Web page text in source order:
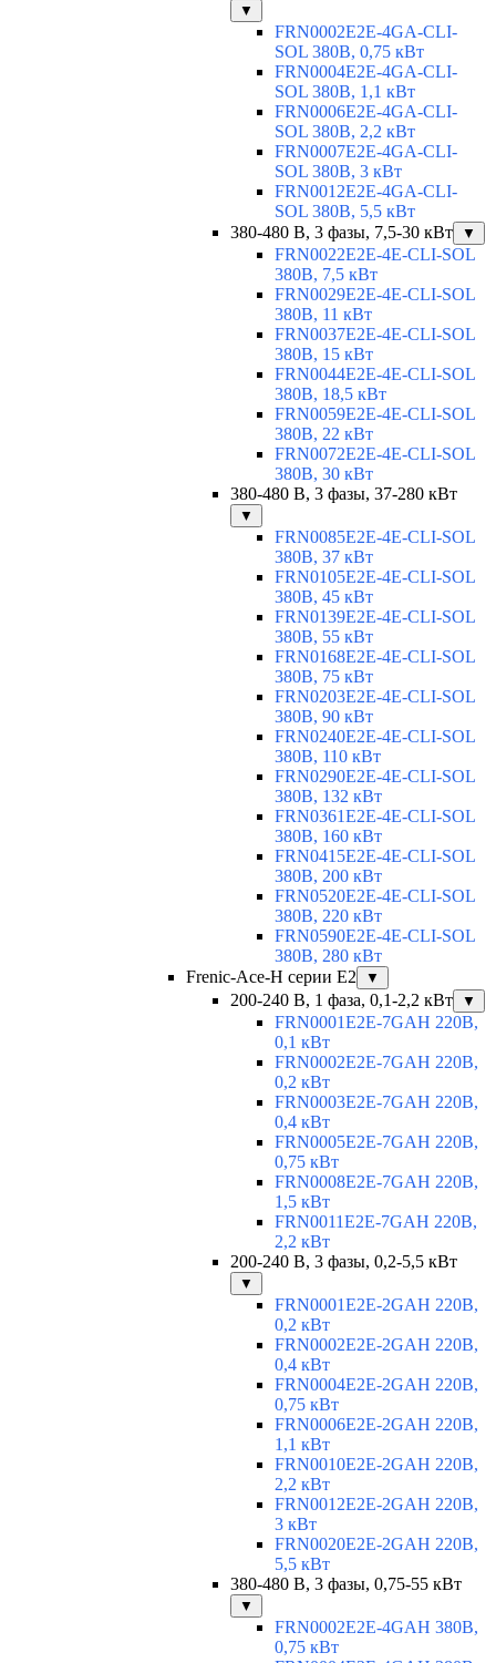
▼
FRN0002E2E-4GA-CLI-
SOL 380В, 0,75 кВт
FRN0004E2E-4GA-CLI-
SOL 380В, 1,1 кВт
FRN0006E2E-4GA-CLI-
SOL 380В, 2,2 кВт
FRN0007E2E-4GA-CLI-
SOL 380В, 3 кВт
FRN0012E2E-4GA-CLI-
SOL 380В, 5,5 кВт
380-480 В, 3 фазы, 7,5-30 кВт
▼
FRN0022E2E-4E-CLI-SOL
380В, 7,5 кВт
FRN0029E2E-4E-CLI-SOL
380В, 11 кВт
FRN0037E2E-4E-CLI-SOL
380В, 15 кВт
FRN0044E2E-4E-CLI-SOL
380В, 18,5 кВт
FRN0059E2E-4E-CLI-SOL
380В, 22 кВт
FRN0072E2E-4E-CLI-SOL
380В, 30 кВт
380-480 В, 3 фазы, 37-280 кВт
▼
FRN0085E2E-4E-CLI-SOL
380В, 37 кВт
FRN0105E2E-4E-CLI-SOL
380В, 45 кВт
FRN0139E2E-4E-CLI-SOL
380В, 55 кВт
FRN0168E2E-4E-CLI-SOL
380В, 75 кВт
FRN0203E2E-4E-CLI-SOL
380В, 90 кВт
FRN0240E2E-4E-CLI-SOL
380В, 110 кВт
FRN0290E2E-4E-CLI-SOL
380В, 132 кВт
FRN0361E2E-4E-CLI-SOL
380В, 160 кВт
FRN0415E2E-4E-CLI-SOL
380В, 200 кВт
FRN0520E2E-4E-CLI-SOL
380В, 220 кВт
FRN0590E2E-4E-CLI-SOL
380В, 280 кВт
Frenic-Ace-H серии E2
▼
200-240 В, 1 фаза, 0,1-2,2 кВт ▼
FRN0001E2E-7GAH 220В,
0,1 кВт
FRN0002E2E-7GAH 220В,
0,2 кВт
FRN0003E2E-7GAH 220В,
0,4 кВт
FRN0005E2E-7GAH 220В,
0,75 кВт
FRN0008E2E-7GAH 220В,
1,5 кВт
FRN0011E2E-7GAH 220В,
2,2 кВт
200-240 В, 3 фазы, 0,2-5,5 кВт
▼
FRN0001E2E-2GAH 220В,
0,2 кВт
FRN0002E2E-2GAH 220В,
0,4 кВт
FRN0004E2E-2GAH 220В,
0,75 кВт
FRN0006E2E-2GAH 220В,
1,1 кВт
FRN0010E2E-2GAH 220В,
2,2 кВт
FRN0012E2E-2GAH 220В,
3 кВт
FRN0020E2E-2GAH 220В,
5,5 кВт
380-480 В, 3 фазы, 0,75-55 кВт
▼
FRN0002E2E-4GAH 380В,
0,75 кВт